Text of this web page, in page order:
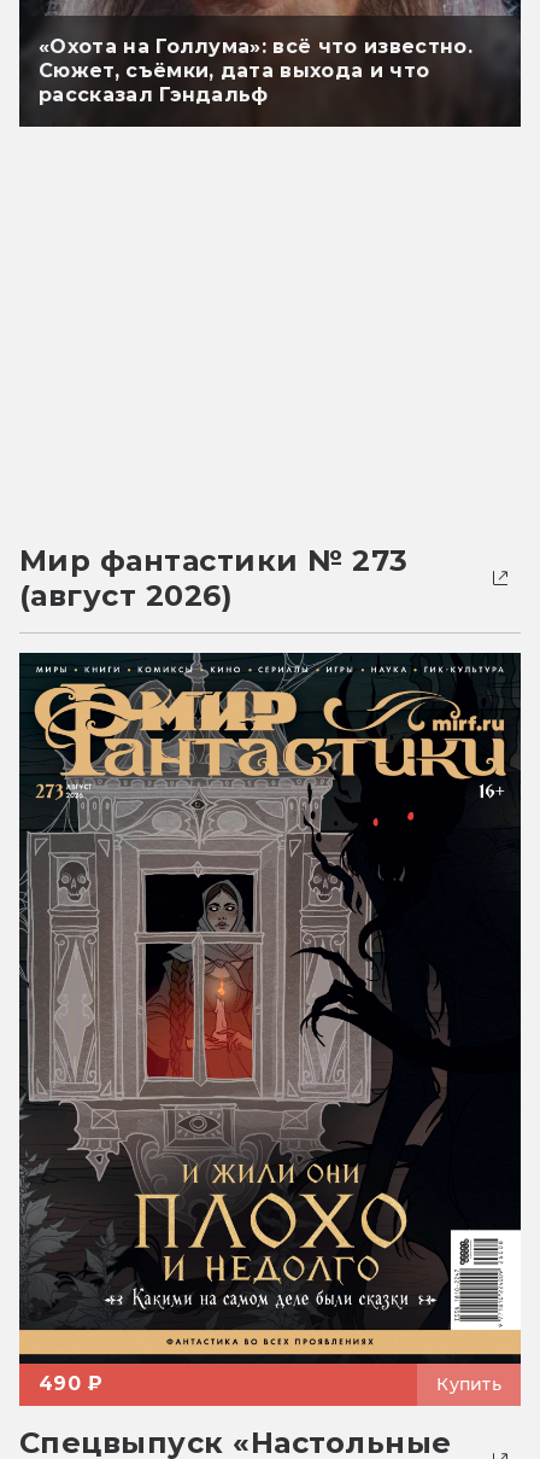
«Охота на Голлума»: всё что известно.
Сюжет, съёмки, дата выхода и что
рассказал Гэндальф
Мир фантастики № 273
(август 2026)
490 ₽ Купить
Спецвыпуск «Настольные